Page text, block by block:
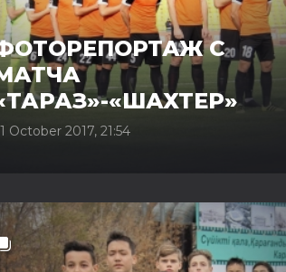
С
«ШАХТЕР»
October 2017, 21:54